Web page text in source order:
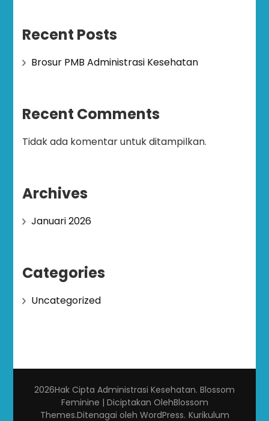
Recent Posts
Brosur PMB Administrasi Kesehatan
Recent Comments
Tidak ada komentar untuk ditampilkan.
Archives
Januari 2026
Categories
Uncategorized
2026Hak Cipta Administrasi Kesehatan. Blossom
Feminine | Diciptakan OlehBlossom
Themes.Ditenagai oleh WordPress. Kurikulum